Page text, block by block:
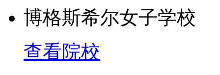
士参加的研讨会，分享
博格斯希尔女子学校
查看院校